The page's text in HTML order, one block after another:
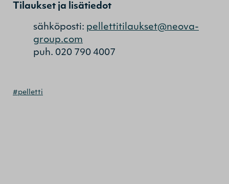
Tilaukset ja lisätiedot
sähköposti: pellettitilaukset@neova-
group.com
puh. 020 790 4007
#pelletti